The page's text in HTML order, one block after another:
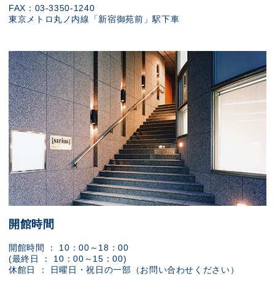
FAX：03-3350-1240
東京メトロ丸ノ内線「新宿御苑前」駅下車
開館時間
開館時間 ： 10：00～18：00
(最終日 ： 10：00～15：00)
休館日 ： 日曜日・祝日の一部（お問い合わせください）